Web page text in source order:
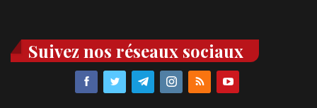
Suivez nos réseaux sociaux